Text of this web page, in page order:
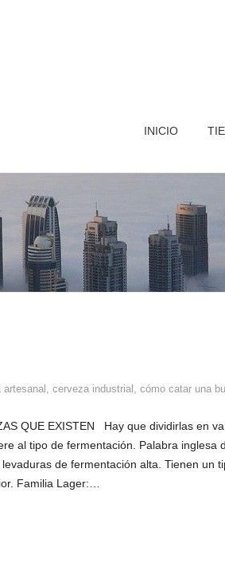
INICIO
, cerveza industrial , cómo catar una
QUE EXISTEN Hay que dividirlas en
al tipo de fermentación. Palabra inglesa
de fermentación alta. Tienen un
Familia Lager:…